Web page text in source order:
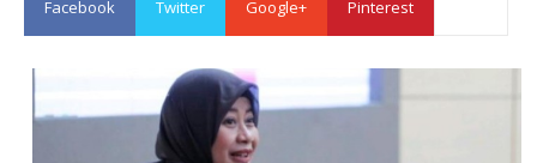
Facebook Twitter Google+ Pinterest